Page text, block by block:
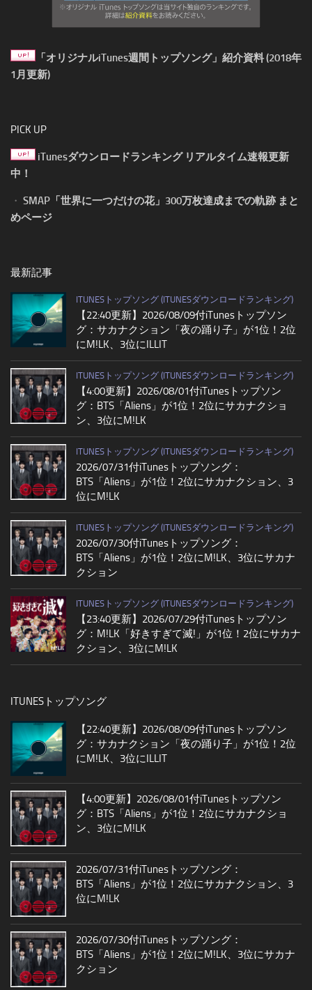
「オリジナルiTunes週間トップソング」紹介資料 (2018年
1月更新)
PICK UP
iTunesダウンロードランキング リアルタイム速報更新
中！
・ SMAP「世界に一つだけの花」300万枚達成までの軌跡 まと
めページ
最新記事
ITUNESトップソング (ITUNESダウンロードランキング)
【22:40更新】2026/08/09付iTunesトップソン
グ：サカナクション「夜の踊り子」が1位！2位
にM!LK、3位にILLIT
ITUNESトップソング (ITUNESダウンロードランキング)
【4:00更新】2026/08/01付iTunesトップソン
グ：BTS「Aliens」が1位！2位にサカナクショ
ン、3位にM!LK
ITUNESトップソング (ITUNESダウンロードランキング)
2026/07/31付iTunesトップソング：
BTS「Aliens」が1位！2位にサカナクション、3
位にM!LK
ITUNESトップソング (ITUNESダウンロードランキング)
2026/07/30付iTunesトップソング：
BTS「Aliens」が1位！2位にM!LK、3位にサカナ
クション
ITUNESトップソング (ITUNESダウンロードランキング)
【23:40更新】2026/07/29付iTunesトップソン
グ：M!LK「好きすぎて滅!」が1位！2位にサカナ
クション、3位にM!LK
ITUNESトップソング
【22:40更新】2026/08/09付iTunesトップソン
グ：サカナクション「夜の踊り子」が1位！2位
にM!LK、3位にILLIT
【4:00更新】2026/08/01付iTunesトップソン
グ：BTS「Aliens」が1位！2位にサカナクショ
ン、3位にM!LK
2026/07/31付iTunesトップソング：
BTS「Aliens」が1位！2位にサカナクション、3
位にM!LK
2026/07/30付iTunesトップソング：
BTS「Aliens」が1位！2位にM!LK、3位にサカナ
クション